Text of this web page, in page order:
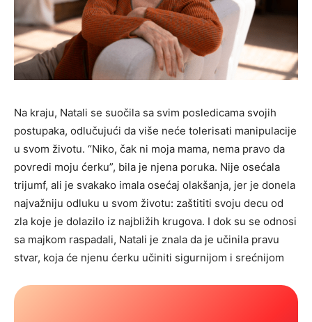
Na kraju, Natali se suočila sa svim posledicama svojih
postupaka, odlučujući da više neće tolerisati manipulacije
u svom životu. “Niko, čak ni moja mama, nema pravo da
povredi moju ćerku”, bila je njena poruka. Nije osećala
trijumf, ali je svakako imala osećaj olakšanja, jer je donela
najvažniju odluku u svom životu: zaštititi svoju decu od
zla koje je dolazilo iz najbližih krugova. I dok su se odnosi
sa majkom raspadali, Natali je znala da je učinila pravu
stvar, koja će njenu ćerku učiniti sigurnijom i srećnijom